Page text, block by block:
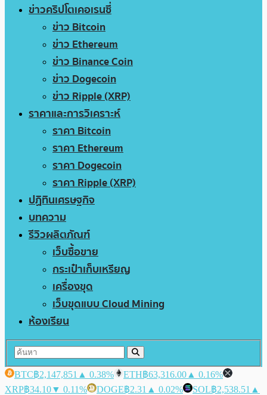
ข่าวคริปโตเคอเรนซี่
ข่าว Bitcoin
ข่าว Ethereum
ข่าว Binance Coin
ข่าว Dogecoin
ข่าว Ripple (XRP)
ราคาและการวิเคราะห์
ราคา Bitcoin
ราคา Ethereum
ราคา Dogecoin
ราคา Ripple (XRP)
ปฏิทินเศรษฐกิจ
บทความ
รีวิวผลิตภัณฑ์
เว็บซื้อขาย
กระเป๋าเก็บเหรียญ
เครื่องขุด
เว็บขุดแบบ Cloud Mining
ห้องเรียน
BTC฿2,147,851 ▲ 0.38% ETH฿63,316.00 ▲ 0.16%
XRP฿34.10▼ 0.11% DOGE฿2.31 ▲ 0.02% SOL฿2,538.51 ▲